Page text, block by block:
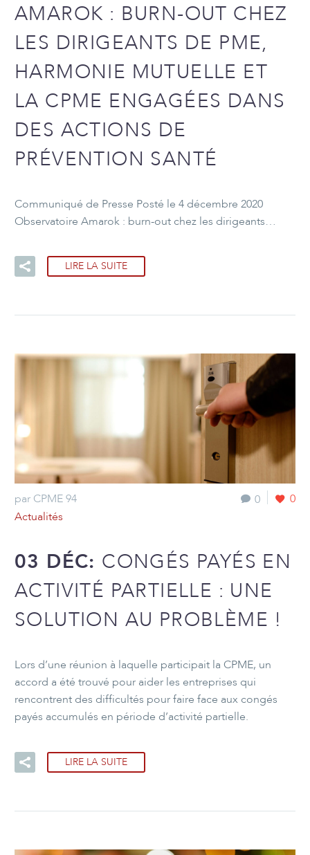
AMAROK : BURN-OUT CHEZ
LES DIRIGEANTS DE PME,
HARMONIE MUTUELLE ET
LA CPME ENGAGÉES DANS
DES ACTIONS DE
PRÉVENTION SANTÉ
Communiqué de Presse Posté le 4 décembre 2020
Observatoire Amarok : burn-out chez les dirigeants…
LIRE LA SUITE
0 0
par CPME 94
Actualités
03 DÉC: CONGÉS PAYÉS EN
ACTIVITÉ PARTIELLE : UNE
SOLUTION AU PROBLÈME !
Lors d’une réunion à laquelle participait la CPME, un
accord a été trouvé pour aider les entreprises qui
rencontrent des difficultés pour faire face aux congés
payés accumulés en période d’activité partielle.
LIRE LA SUITE